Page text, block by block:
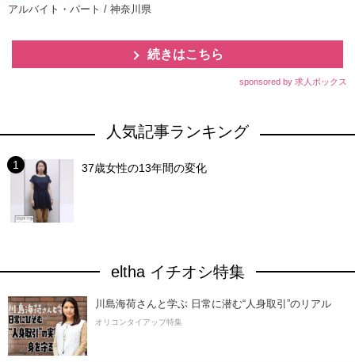
アルバイト・パート / 神奈川県
続きはこちら
sponsored by 求人ボックス
人気記事ランキング
37歳女性の13年間の変化
eltha イチオシ特集
川島海荷さんと学ぶ 日常に潜む“人身取引”のリアル
オリコンタイアップ特集